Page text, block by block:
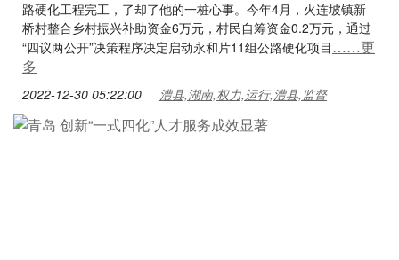
路硬化工程完工，了却了他的一桩心事。今年4月，火连坡镇新
桥村整合乡村振兴补助资金6万元，村民自筹资金0.2万元，通过
“四议两公开”决策程序决定启动永和片11组公路硬化项目……更
多
2022-12-30 05:22:00 澧县,湖南,权力,运行,澧县,监督